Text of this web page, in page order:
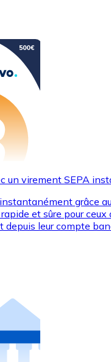
un virement SEPA
grâce
et sûre pour
depuis leur compte